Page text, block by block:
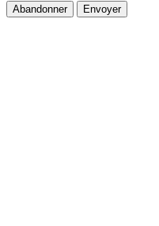
Abandonner Envoyer